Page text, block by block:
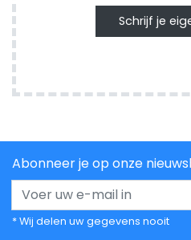
Schrijf je
Abonneer je op onze
* Wij delen uw gegevens nooit